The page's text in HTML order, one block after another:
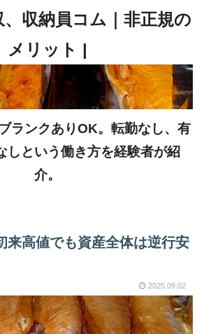
ランクありOK。転勤なし、有
しという働き方を経験者が紹
介。
来高値でも資産全体は逆行安
2025.09.02